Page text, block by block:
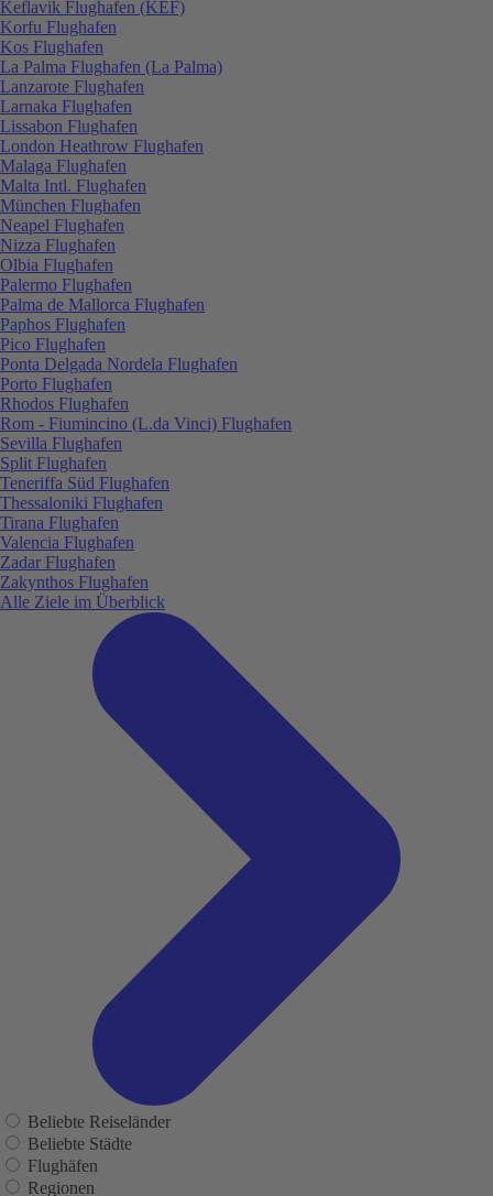
Keflavik Flughafen (KEF)
Korfu Flughafen
Kos Flughafen
La Palma Flughafen (La Palma)
Lanzarote Flughafen
Larnaka Flughafen
Lissabon Flughafen
London Heathrow Flughafen
Malaga Flughafen
Malta Intl. Flughafen
München Flughafen
Neapel Flughafen
Nizza Flughafen
Olbia Flughafen
Palermo Flughafen
Palma de Mallorca Flughafen
Paphos Flughafen
Pico Flughafen
Ponta Delgada Nordela Flughafen
Porto Flughafen
Rhodos Flughafen
Rom - Fiumincino (L.da Vinci) Flughafen
Sevilla Flughafen
Split Flughafen
Teneriffa Süd Flughafen
Thessaloniki Flughafen
Tirana Flughafen
Valencia Flughafen
Zadar Flughafen
Zakynthos Flughafen
Alle Ziele im Überblick
Beliebte Reiseländer
Beliebte Städte
Flughäfen
Regionen